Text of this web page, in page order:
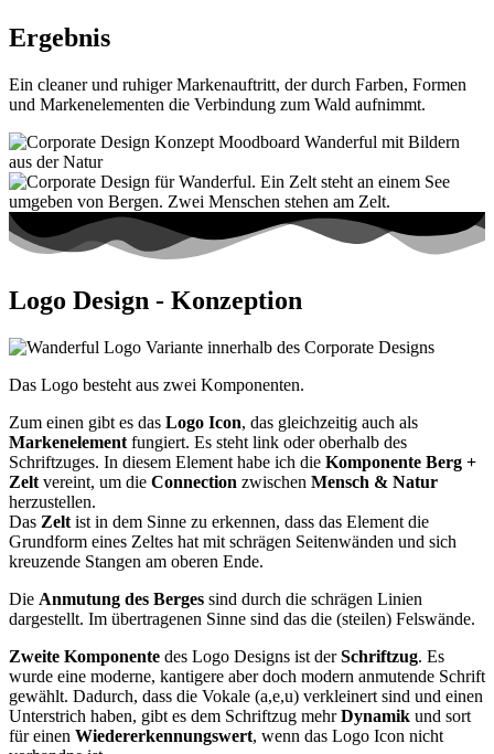
Ergebnis
Ein cleaner und ruhiger Markenauftritt, der durch Farben, Formen
und Markenelementen die Verbindung zum Wald aufnimmt.
Logo Design - Konzeption
Das Logo besteht aus zwei Komponenten.
Zum einen gibt es das Logo Icon, das gleichzeitig auch als
Markenelement fungiert. Es steht link oder oberhalb des
Schriftzuges. In diesem Element habe ich die Komponente Berg +
Zelt vereint, um die Connection zwischen Mensch & Natur
herzustellen.
Das Zelt ist in dem Sinne zu erkennen, dass das Element die
Grundform eines Zeltes hat mit schrägen Seitenwänden und sich
kreuzende Stangen am oberen Ende.
Die Anmutung des Berges sind durch die schrägen Linien
dargestellt. Im übertragenen Sinne sind das die (steilen) Felswände.
Zweite Komponente des Logo Designs ist derSchriftzug. Es
wurde eine moderne, kantigere aber doch modern anmutende Schrift
gewählt. Dadurch, dass die Vokale (a,e,u) verkleinert sind und einen
Unterstrich haben, gibt es dem Schriftzug mehrDynamik und sort
für einen Wiedererkennungswert, wenn das Logo Icon nicht